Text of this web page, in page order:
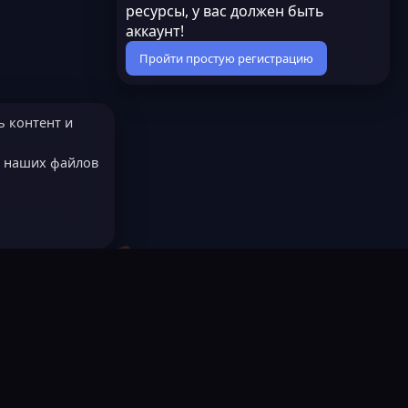
д
е
м
ресурсы, у вас должен быть
аккаунт!
Пройти простую регистрацию
контент и
наших файлов